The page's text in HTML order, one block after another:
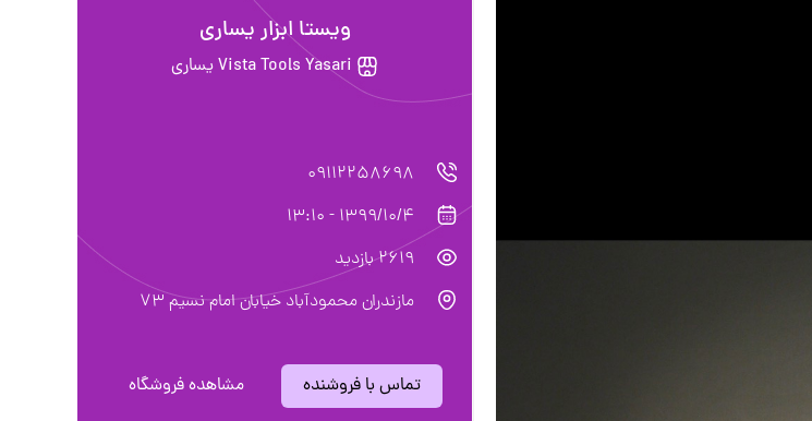
ويستا ابزار يسارى
Vista Tools Yasari يساري
09112258698
1399/10/4 - 13:10
2619 بازدید
مازندران محمودآباد خيابان امام نسيم ٧٣
تماس با فروشنده مشاهده فروشگاه